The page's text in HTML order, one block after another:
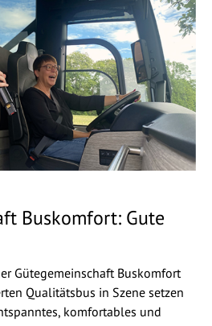
Buskomfort: Gute
Gütegemeinschaft Buskomfort
Qualitätsbus in Szene setzen
komfortables und